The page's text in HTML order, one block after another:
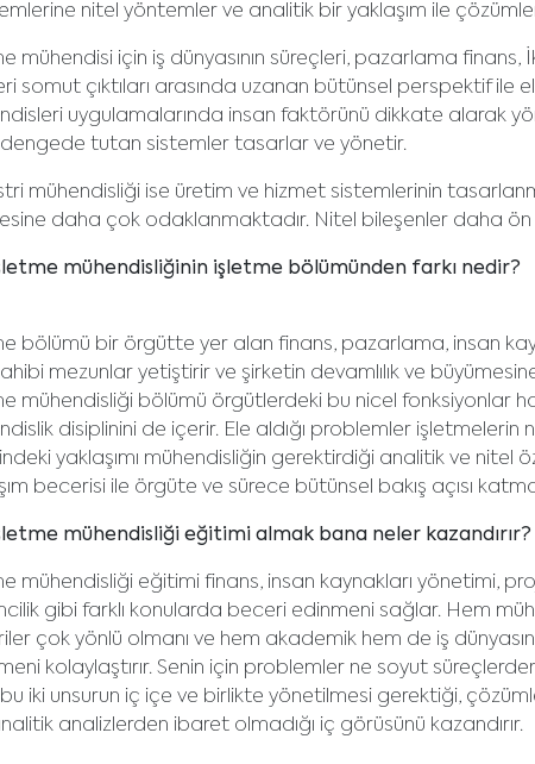
nitel yöntemler ve analitik bir yaklaşım ile
mühendisi için iş dünyasının süreçleri, pazarlama
somut çıktıları arasında uzanan bütünsel perspektif ile
uygulamalarında insan faktörünü dikkate alarak
dengede tutan sistemler tasarlar ve yönetir.
mühendisliği ise üretim ve hizmet sistemlerinin
daha çok odaklanmaktadır. Nitel bileşenler daha ön
mühendisliğinin işletme bölümünden farkı nedir?
bölümü bir örgütte yer alan finans, pazarlama, insan
mezunlar yetiştirir ve şirketin devamlılık ve
mühendisliği bölümü örgütlerdeki bu nicel fonksiyonlar
disiplinini de içerir. Ele aldığı problemler
yaklaşımı mühendisliğin gerektirdiği analitik ve nitel
becerisi ile örgüte ve sürece bütünsel bakış açısı
mühendisliği eğitimi almak bana neler kazandırır?
mühendisliği eğitimi finans, insan kaynakları yönetimi,
gibi farklı konularda beceri edinmeni sağlar. Hem
çok yönlü olmanı ve hem akademik hem de iş
kolaylaştırır. Senin için problemler ne soyut
iki unsurun iç içe ve birlikte yönetilmesi gerektiği,
analizlerden ibaret olmadığı iç görüsünü kazandırır.